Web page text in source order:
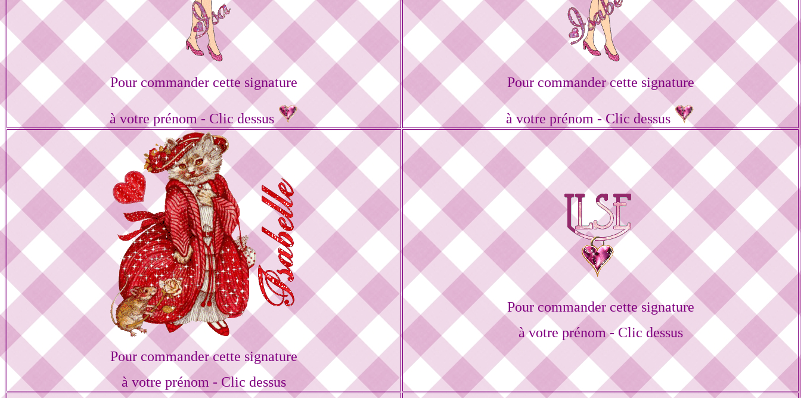
Pour commander cette signature
à votre prénom - Clic dessus
Pour commander cette signature
à votre prénom - Clic dessus
Pour commander cette signature
à votre prénom - Clic dessus
Pour commander cette signature
à votre prénom - Clic dessus